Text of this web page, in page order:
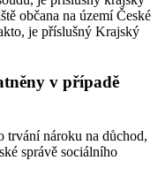
občana na území České
je příslušný Krajský
v případě
trvání nároku na důchod,
správě sociálního